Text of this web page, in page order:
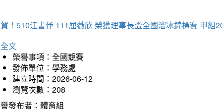
！510江書伃 111屈薇欣 榮獲理事長盃全國溜冰錦標賽 甲組
文
榮譽事項：全國競賽
發佈單位：學務處
建立時間：2026-06-12
瀏覽次數：208
發布者：體育組